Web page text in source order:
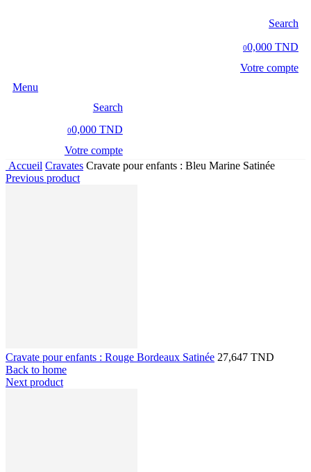
Search
00,000 TND
Votre compte
Menu
Search
00,000 TND
Votre compte
Accueil Cravates Cravate pour enfants : Bleu Marine Satinée
Previous product
Cravate pour enfants : Rouge Bordeaux Satinée 27,647 TND
Back to home
Next product